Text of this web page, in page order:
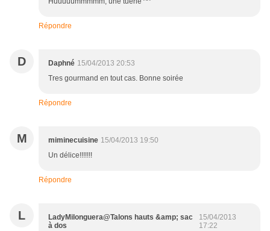
Répondre
D Daphné 15/04/2013 20:53
Tres gourmand en tout cas. Bonne soirée
Répondre
M miminecuisine 15/04/2013 19:50
Un délice!!!!!!!
Répondre
L
LadyMilonguera@Talons hauts &amp; sac
à dos
15/04/2013
17:22